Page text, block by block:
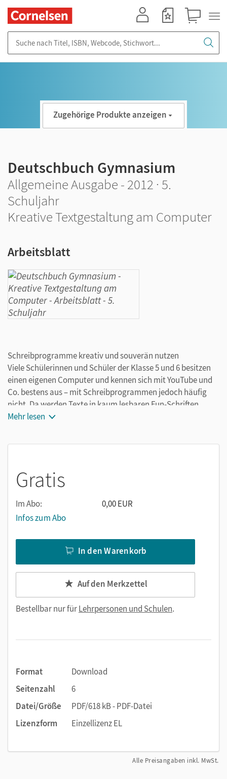
Zugehörige Produkte anzeigen
Deutschbuch Gymnasium
Allgemeine Ausgabe - 2012 · 5.
Schuljahr
Kreative Textgestaltung am Computer
Arbeitsblatt
Schreibprogramme kreativ und souverän nutzen
Viele Schülerinnen und Schüler der Klasse 5 und 6 besitzen
einen eigenen Computer und kennen sich mit YouTube und
Co. bestens aus – mit Schreibprogrammen jedoch häufig
nicht. Da werden Texte in kaum lesbaren Fun-Schriften
verfasst,
an.
Mehr lesen
Gratis
Im Abo:
0,00 EUR
Infos zum Abo
In den Warenkorb
Auf den Merkzettel
Bestellbar nur fürLehrpersonen und Schulen.
Format
Download
Seitenzahl
6
Datei/Größe
PDF/618 kB - PDF-Datei
Lizenzform
Einzellizenz EL
Alle Preisangaben inkl. MwSt.